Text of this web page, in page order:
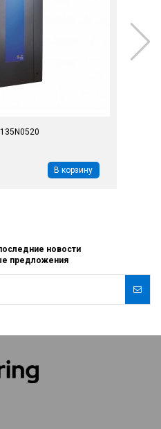
В корзину
новости
предложения